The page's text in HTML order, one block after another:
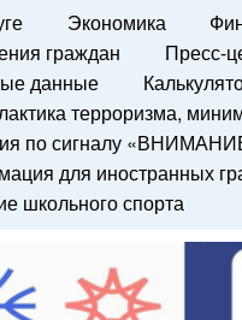
Экономика
граждан
Пресс-
данные
терроризма,
по сигналу
для иностранных
школьного спорта